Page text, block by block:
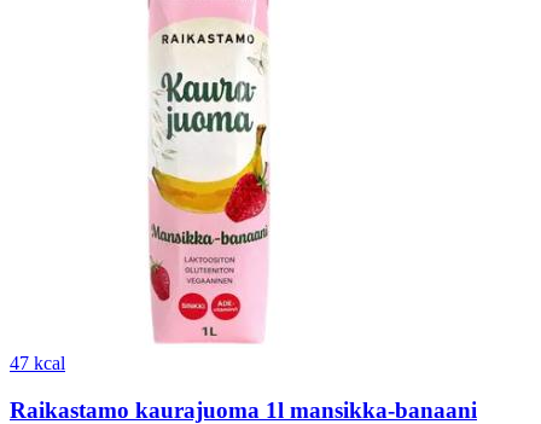
47 kcal
Raikastamo kaurajuoma 1l mansikka-banaani